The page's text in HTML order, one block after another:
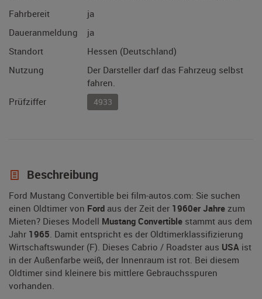
Fahrbereit
ja
Daueranmeldung
ja
Standort
Hessen (Deutschland)
Nutzung
Der Darsteller darf das Fahrzeug selbst
fahren.
Prüfziffer
4933
Beschreibung
Ford Mustang Convertible bei film-autos.com: Sie suchen
einen Oldtimer von Ford aus der Zeit der 1960er Jahre zum
Mieten? Dieses Modell Mustang Convertible stammt aus dem
Jahr 1965. Damit entspricht es der Oldtimerklassifizierung
Wirtschaftswunder (F). Dieses Cabrio / Roadster aus USA ist
in der Außenfarbe weiß, der Innenraum ist rot. Bei diesem
Oldtimer sind kleinere bis mittlere Gebrauchsspuren
vorhanden.